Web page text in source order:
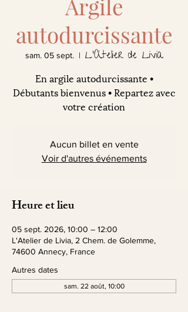
Argile
autodurcissante
sam. 05 sept.
  |
L'Atelier de Livia
En argile autodurcissante •
Débutants bienvenus • Repartez avec
votre création
Aucun billet en vente
Voir d'autres événements
Heure et lieu
05 sept. 2026, 10:00 – 12:00
L'Atelier de Livia, 2 Chem. de Golemme,
74600 Annecy, France
Autres dates
sam. 22 août, 10:00